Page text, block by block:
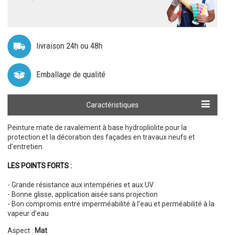
livraison 24h ou 48h
Emballage de qualité
Caractéristiques
Calculer ma quantité
Peinture mate de ravalement à base hydropliolite pour la
protection et la décoration des façades en travaux neufs et
d’entretien.
LES POINTS FORTS :
- Grande résistance aux intempéries et aux UV
- Bonne glisse, application aisée sans projection
- Bon compromis entre imperméabilité à l’eau et perméabilité à la
vapeur d’eau
Aspect : Mat